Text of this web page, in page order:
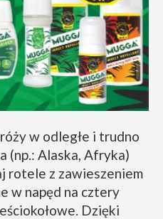
w odległe i trudno
(np.: Alaska, Afryka)
rotele z zawieszeniem
w napęd na cztery
Dzięki